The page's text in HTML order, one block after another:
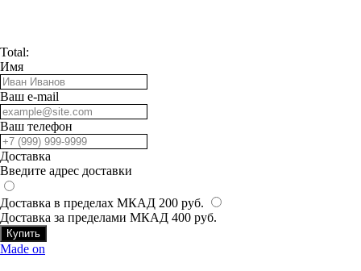
Total:
Имя
Ваш e-mail
Ваш телефон
Доставка
Введите адрес доставки
Доставка в пределах МКАД 200 руб.
Доставка за пределами МКАД 400 руб.
Купить
Made on